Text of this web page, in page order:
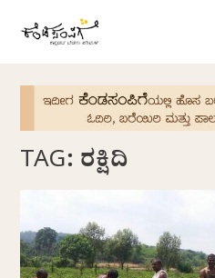
TAG: ರಕ್ಷಿದಿ